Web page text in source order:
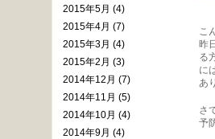
こ
昨
る
に
あ
さ
予
2015年5月 (4)
2015年4月 (7)
2015年3月 (4)
2015年2月 (3)
2014年12月 (7)
2014年11月 (5)
2014年10月 (4)
2014年9月 (4)